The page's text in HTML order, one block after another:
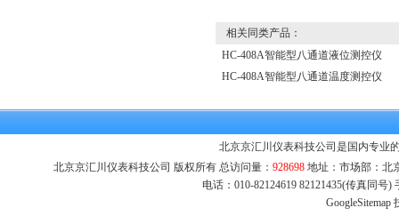
相关同类产品：
HC-408A智能型八通道液位测控仪
HC-408A智能型八通道温度测控仪
北京京汇川仪表科技公司是国内专业
北京京汇川仪表科技公司 版权所有 总访问量： 928698地址：市场部：北
电话：010-82124619 82121435(传真同号
GoogleSitemap